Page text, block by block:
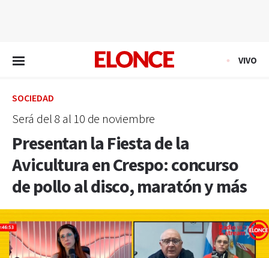
VIVO
SOCIEDAD
Será del 8 al 10 de noviembre
Presentan la Fiesta de la
Avicultura en Crespo: concurso
de pollo al disco, maratón y más